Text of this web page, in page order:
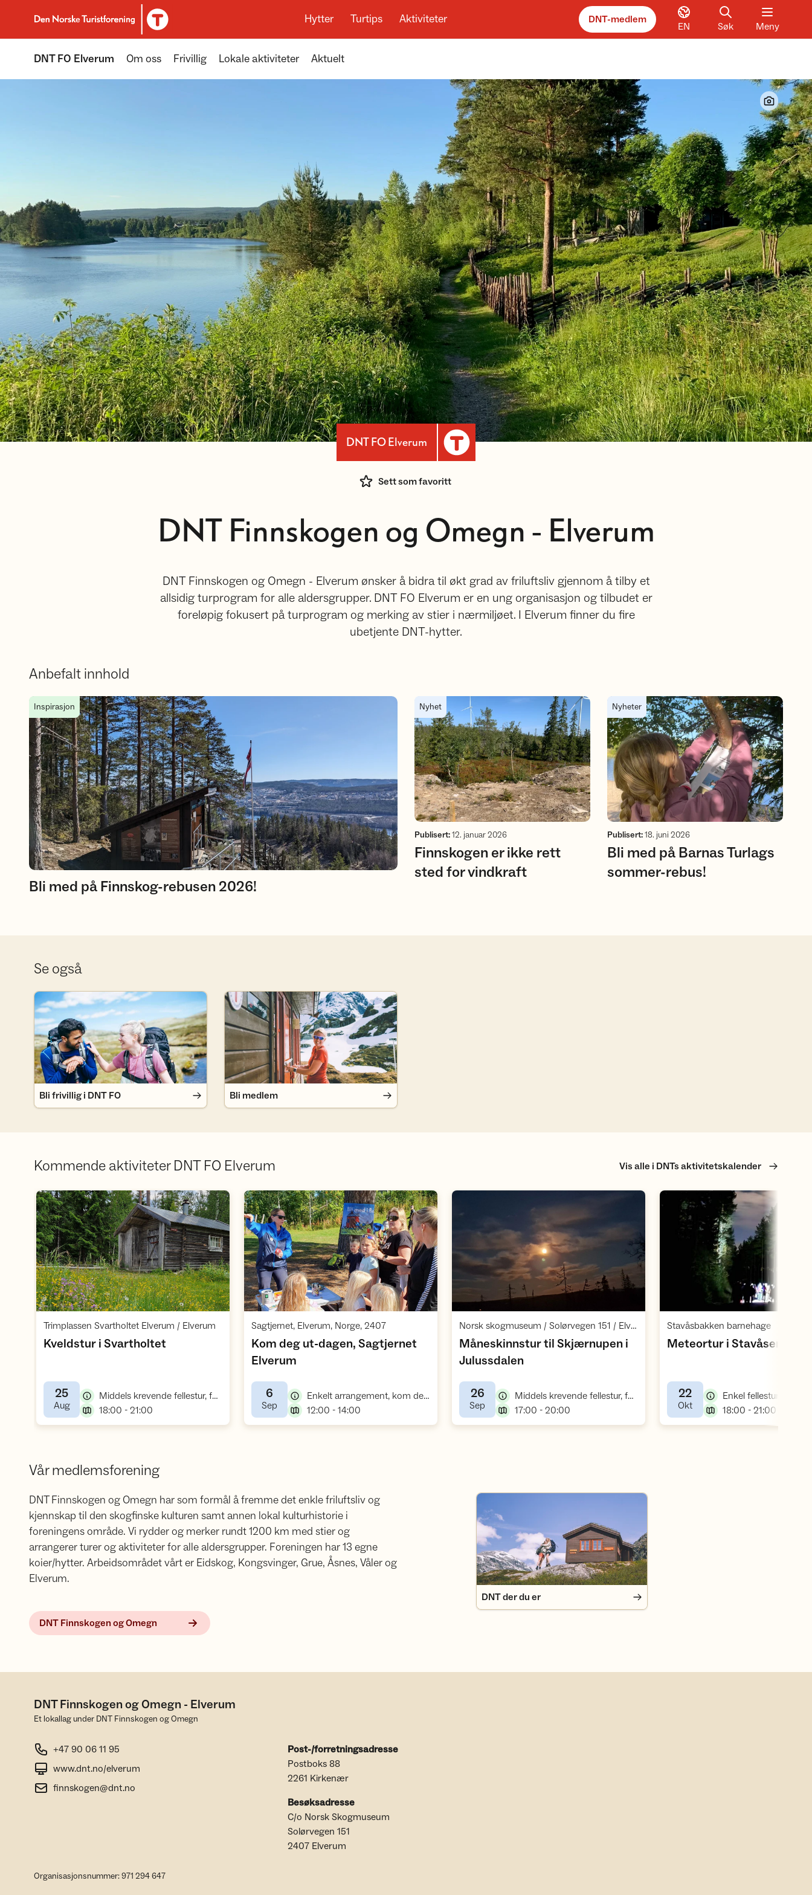
Til DNT.no forside
Hytter Turtips Aktiviteter DNT-medlem
EN Søk Meny
DNT FO Elverum Om oss Frivillig Lokale aktiviteter Aktuelt
DNT FO Elverum
Sett som favoritt
DNT Finnskogen og Omegn - Elverum
DNT Finnskogen og Omegn - Elverum ønsker å bidra til økt grad av friluftsliv gjennom å tilby et
allsidig turprogram for alle aldersgrupper. DNT FO Elverum er en ung organisasjon og tilbudet er
foreløpig fokusert på turprogram og merking av stier i nærmiljøet. I Elverum finner du fire
ubetjente DNT-hytter.
Anbefalt innhold
Bli med på Finnskog-rebusen 2026!
Inspirasjon
Bli med på Finnskog-rebusen 2026!
Finnskogen er ikke rett sted for vindkraft
Nyhet
Publisert:12. januar 2026
Finnskogen er ikke rett
sted for vindkraft
Bli med på Barnas Turlags sommer-rebus!
Nyheter
Publisert:18. juni 2026
Bli med på Barnas Turlags
sommer-rebus!
Se også
Bli frivillig i DNT FO
Bli frivillig i DNT FO
Bli medlem
Bli medlem
Kommende aktiviteter DNT FO Elverum Vis alle i DNTs aktivitetskalender
Åpne aktivitet
Trimplassen Svartholtet Elverum / Elverum
Kveldstur i Svartholtet
25
Aug,
Middels krevende fellestur, fottur
18:00 - 21:00
Åpne aktivitet
Sagtjernet, Elverum, Norge, 2407,
Kom deg ut-dagen, Sagtjernet
Elverum
6
Sep
Enkelt arrangement, kom deg ut-dagen
12:00 - 14:00
Åpne aktivitet
Norsk skogmuseum / Solørvegen 151 / Elverum
Måneskinnstur til Skjærnupen i
Julussdalen,
26
Sep
Middels krevende fellestur, fottur
17:00 - 20:00
Åpne
Stavåsbakken barnehage,
Meteortur i Stavåsen
22
Okt,
Enkel fellestur
18:00 - 21:00
Vår medlemsforening
DNT Finnskogen og Omegn har som formål å fremme det enkle friluftsliv og
kjennskap til den skogfinske kulturen samt annen lokal kulturhistorie i
foreningens område. Vi rydder og merker rundt 1200 km med stier og
arrangerer turer og aktiviteter for alle aldersgrupper. Foreningen har 13 egne
koier/hytter. Arbeidsområdet vårt er Eidskog, Kongsvinger, Grue, Åsnes, Våler og
Elverum.
DNT Finnskogen og Omegn
DNT der du er
DNT der du er
DNT Finnskogen og Omegn - Elverum
Et lokallag under DNT Finnskogen og Omegn
+47 90 06 11 95
www.dnt.no/elverum
finnskogen@dnt.no
Post-/forretningsadresse
Postboks 88
2261 Kirkenær
Besøksadresse
C/o Norsk Skogmuseum
Solørvegen 151
2407 Elverum
Organisasjonsnummer: 971 294 647